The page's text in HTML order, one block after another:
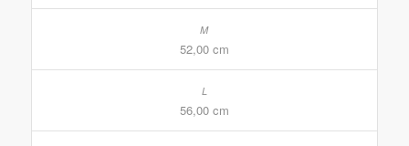
52,00 cm
56,00 cm